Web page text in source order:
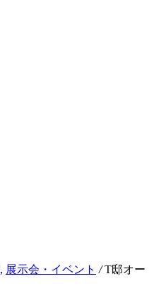
, 展示会・イベント / T邸オー